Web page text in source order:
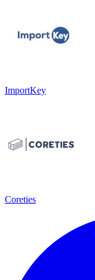
ImportKey
Coreties